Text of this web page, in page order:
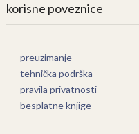
korisne poveznice
preuzimanje
tehnička podrška
pravila privatnosti
besplatne knjige